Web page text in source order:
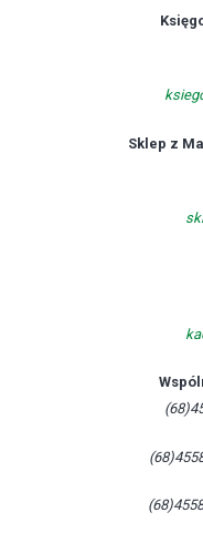
Sklep z